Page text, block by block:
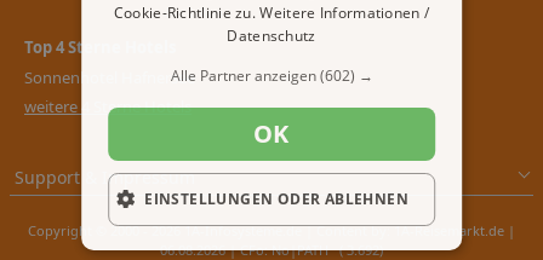
Top 4 Sterne Hotels
Sonnenhotel Hafnersee
weitere 4 Sterne Hotels
Support & Impressum
Copyright © 2000 - 2026 1A-Infosysteme.de | Content by: 1A-Reisemarkt.de |
06.08.2026| CFo: No|PATH ( 3.692)
Cookie-Richtlinie zu.Weitere Informationen /
Datenschutz
Alle Partner anzeigen(602) →
OK
EINSTELLUNGEN ODER ABLEHNEN